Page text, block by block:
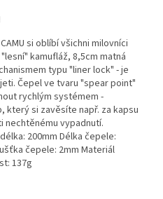
si oblíbí všichni milovníci
kamufláž, 8,5cm matná
typu "liner lock" - je
Čepel ve tvaru "spear point"
rychlým systémem -
který si zavěsíte např. za kapsu
nechtěnému vypadnutí.
200mm Délka čepele:
čepele: 2mm Materiál
137g